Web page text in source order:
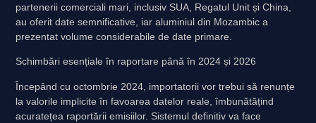
partenerii comerciali mari, inclusiv SUA, Regatul Unit și China,
au oferit date semnificative, iar aluminiul din Mozambic a
prezentat volume considerabile de date primare.
Schimbări esențiale în raportare până în 2024 și 2026
Începând cu octombrie 2024, importatorii vor trebui să renunțe
la valorile implicite în favoarea datelor reale, îmbunătățind
acuratețea raportării emisiilor. Sistemul definitiv va face